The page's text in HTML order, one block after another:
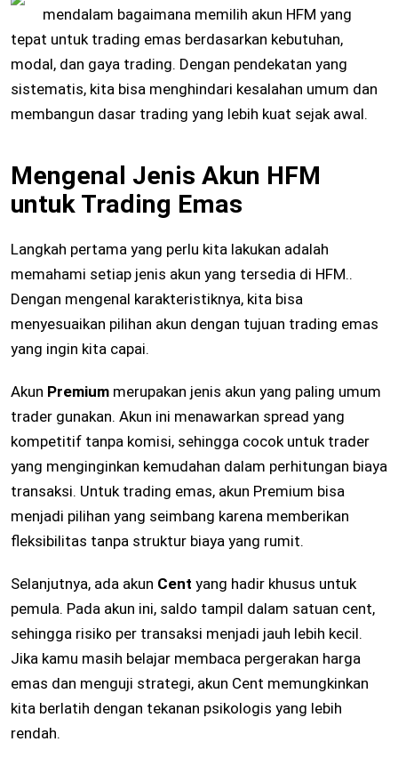
mendalam bagaimana memilih akun HFM yang
tepat untuk trading emas berdasarkan kebutuhan,
modal, dan gaya trading. Dengan pendekatan yang
sistematis, kita bisa menghindari kesalahan umum dan
membangun dasar trading yang lebih kuat sejak awal.
Mengenal Jenis Akun HFM
untuk Trading Emas
Langkah pertama yang perlu kita lakukan adalah
memahami setiap jenis akun yang tersedia di HFM..
Dengan mengenal karakteristiknya, kita bisa
menyesuaikan pilihan akun dengan tujuan trading emas
yang ingin kita capai.
Akun Premium merupakan jenis akun yang paling umum
trader gunakan. Akun ini menawarkan spread yang
kompetitif tanpa komisi, sehingga cocok untuk trader
yang menginginkan kemudahan dalam perhitungan biaya
transaksi. Untuk trading emas, akun Premium bisa
menjadi pilihan yang seimbang karena memberikan
fleksibilitas tanpa struktur biaya yang rumit.
Selanjutnya, ada akun Cent yang hadir khusus untuk
pemula. Pada akun ini, saldo tampil dalam satuan cent,
sehingga risiko per transaksi menjadi jauh lebih kecil.
Jika kamu masih belajar membaca pergerakan harga
emas dan menguji strategi, akun Cent memungkinkan
kita berlatih dengan tekanan psikologis yang lebih
rendah.